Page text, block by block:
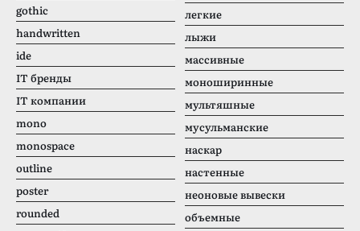
gothic
handwritten
ide
IT бренды
IT компании
mono
monospace
outline
poster
rounded
легкие
лыжи
массивные
моноширинные
мультяшные
мусульманские
наскар
настенные
неоновые вывески
объемные